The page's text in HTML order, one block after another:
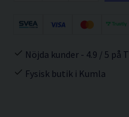
Nöjda kunder - 4.9 / 5 på
Fysisk butik i Kumla